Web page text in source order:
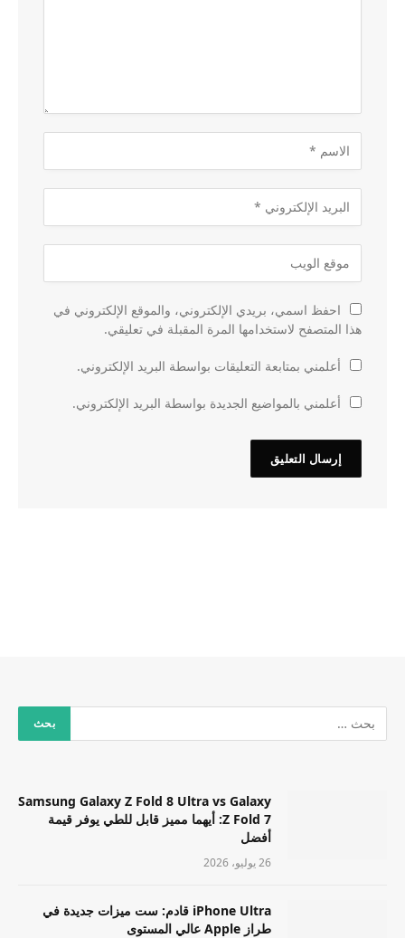
احفظ اسمي، بريدي الإلكتروني، والموقع الإلكتروني في
هذا المتصفح لاستخدامها المرة المقبلة في تعليقي.
أعلمني بمتابعة التعليقات بواسطة البريد الإلكتروني.
أعلمني بالمواضيع الجديدة بواسطة البريد الإلكتروني.
Samsung Galaxy Z Fold 8 Ultra vs Galaxy
Z Fold 7: أيهما مميز قابل للطي يوفر قيمة
أفضل
26 يوليو، 2026
iPhone Ultra قادم: ست ميزات جديدة في
طراز Apple عالي المستوى